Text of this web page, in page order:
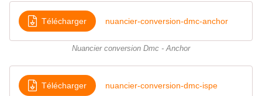
Télécharger nuancier-conversion-dmc-anchor
Nuancier conversion Dmc - Anchor
Télécharger nuancier-conversion-dmc-ispe